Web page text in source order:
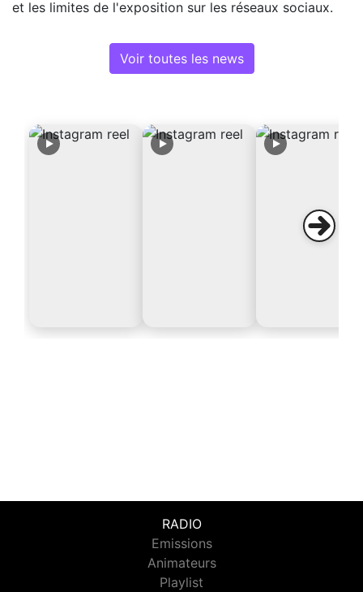
et les limites de l'exposition sur les réseaux sociaux.
Voir toutes les news
RADIO
Emissions
Animateurs
Playlist